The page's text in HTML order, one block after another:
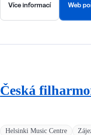
Více informací Web
Helsinki Music Centre
Česká